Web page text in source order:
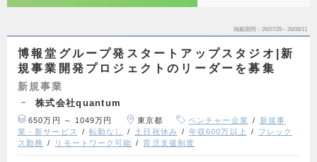
掲載期間 26/07/29～26/08/11
博報堂グループ発スタートアップスタジオ|新
規事業開発プロジェクトのリーダーを募集
新規事業
株式会社quantum
650万円 ～ 1049万円 東京都 ベンチャー企業
新規事
業・新サービス
転勤なし 土日祝休み 年収600万以上
フレック
ス勤務
リモートワーク可能 育児支援制度